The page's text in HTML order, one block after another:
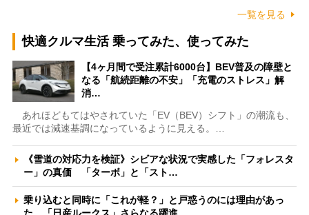
一覧を見る
快適クルマ生活 乗ってみた、使ってみた
【4ヶ月間で受注累計6000台】BEV普及の障壁と
なる「航続距離の不安」「充電のストレス」解
消…
あれほどもてはやされていた「EV（BEV）シフト」の潮流も、
最近では減速基調になっているように見える。…
《雪道の対応力を検証》シビアな状況で実感した「フォレスタ
ー」の真価 「ターボ」と「スト…
乗り込むと同時に「これが軽？」と戸惑うのには理由があっ